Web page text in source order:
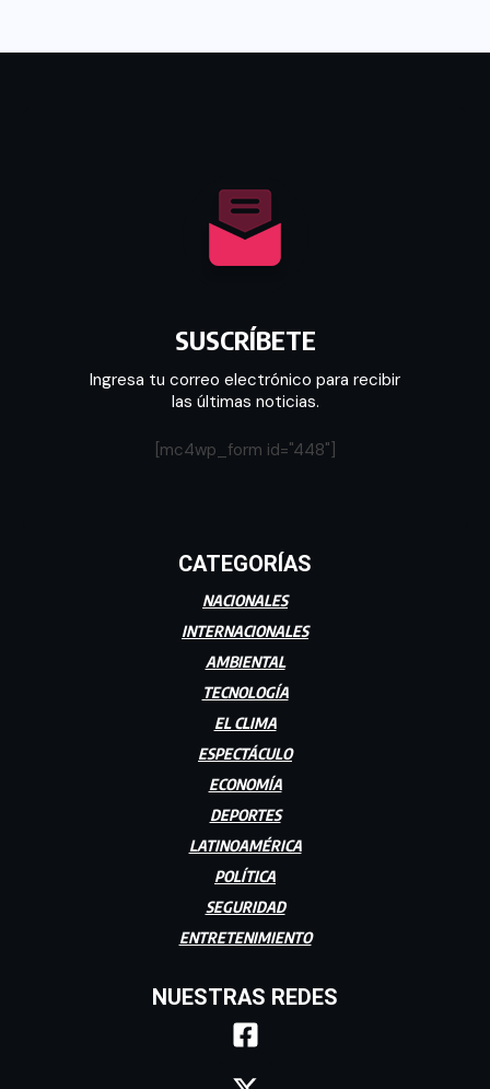
SUSCRÍBETE
Ingresa tu correo electrónico para recibir
las últimas noticias.
[mc4wp_form id="448"]
CATEGORÍAS
NACIONALES
INTERNACIONALES
AMBIENTAL
TECNOLOGÍA
EL CLIMA
ESPECTÁCULO
ECONOMÍA
DEPORTES
LATINOAMÉRICA
POLÍTICA
SEGURIDAD
ENTRETENIMIENTO
NUESTRAS REDES